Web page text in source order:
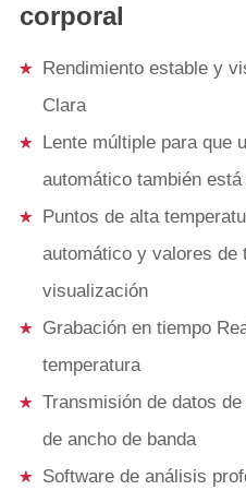
corporal
Rendimiento estable y
Clara
Lente múltiple para que
automático también
Puntos de alta
automático y valores de
visualización
Grabación en tiempo
temperatura
Transmisión de datos
de ancho de banda
Software de análisis